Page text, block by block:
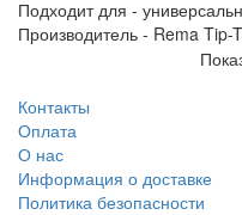
Подходит для -
Производитель - Rema Tip-
Контакты
Оплата
О нас
Информация о доставке
Политика безопасности